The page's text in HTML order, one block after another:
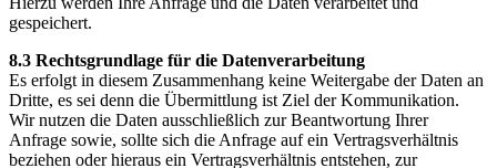
gespeichert.
8.3 Rechtsgrundlage für die Datenverarbeitung
Es erfolgt in diesem Zusammenhang keine Weitergabe der Daten an
Dritte, es sei denn die Übermittlung ist Ziel der Kommunikation.
Wir nutzen die Daten ausschließlich zur Beantwortung Ihrer
Anfrage sowie, sollte sich die Anfrage auf ein Vertragsverhältnis
beziehen oder hieraus ein Vertragsverhältnis entstehen, zur